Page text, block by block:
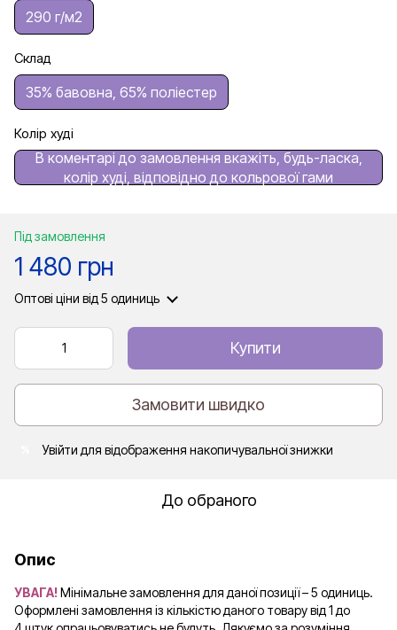
290 г/м2
Склад
35% бавовна, 65% поліестер
Колір худі
В коментарі до замовлення вкажіть, будь-ласка,
колір худі, відповідно до кольрової гами
Під замовлення
1 480 грн
Оптові ціни від 5 одиниць
Купити
Замовити швидко
Увійти для відображення накопичувальної знижки
До обраного
Опис
УВАГА!Мінімальне замовлення для даної позиції – 5 одиниць.
Оформлені замовлення із кількістю даного товару від 1 до